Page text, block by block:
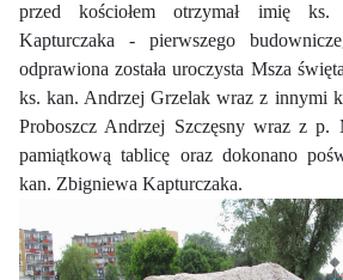
przed kościołem otrzymał imię ks.
Kapturczaka - pierwszego
odprawiona została uroczysta Msza
ks. kan. Andrzej Grzelak wraz z innymi
Proboszcz Andrzej Szczęsny wraz z p.
pamiątkową tablicę oraz dokonano
kan. Zbigniewa Kapturczaka.